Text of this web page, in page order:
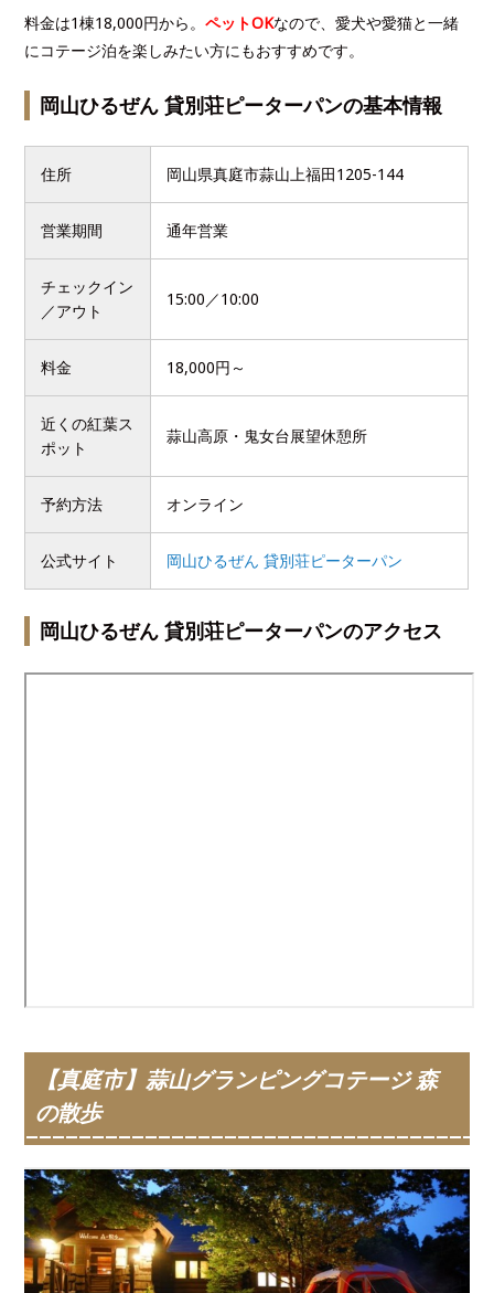
料金は1棟18,000円から。ペットOKなので、愛犬や愛猫と一緒
にコテージ泊を楽しみたい方にもおすすめです。
岡山ひるぜん 貸別荘ピーターパンの基本情報
住所 岡山県真庭市蒜山上福田1205-144
営業期間 通年営業
チェックイン
／アウト
15:00／10:00
料金 18,000円～
近くの紅葉ス
ポット
蒜山高原・鬼女台展望休憩所
予約方法 オンライン
公式サイト 岡山ひるぜん 貸別荘ピーターパン
岡山ひるぜん 貸別荘ピーターパンのアクセス
【真庭市】蒜山グランピングコテージ 森
の散歩